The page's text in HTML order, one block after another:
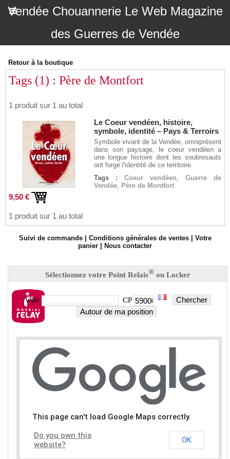
Vendée Chouannerie Le Web Magazine
des Guerres de Vendée
Retour à la boutique
Tags (1) : Père de Montfort
1 produit sur 1 au total
Le Coeur vendéen, histoire,
symbole, identité – Pays & Terroirs
Symbole vivant de la Vendée, omniprésent
dans son paysage, le coeur vendéen a
une longue histoire dont les soubresauts
ont forgé l'identité de ce territoire.
Tags : Coeur vendéen,
Guerre de
Vendée, Père de Montfort
9,50 €
1 produit sur 1 au total
Suivi de commande Conditions générales de ventes
Votre
panier
Nous contacter
Sélectionnez votre Point Relais®ou Locker
Ville CP
Chercher
Autour de ma position
This page can't load Google Maps correctly.
Do you own this
website?
OK